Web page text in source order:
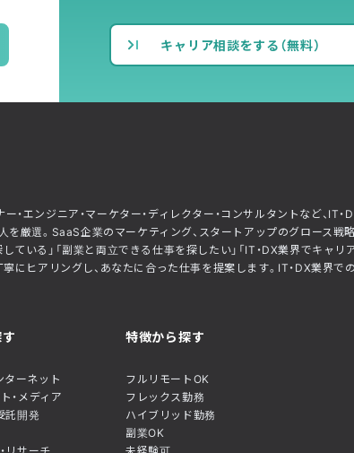
キャリア相談をする（無料）
・エンジニア・マーケター・ディレクター・コンサルタントなど、
を厳選。SaaS企業のマーケティング、スタートアップのグロース戦
ている」「副業と両立できる仕事を探したい」「IT・DX業界でキャ
寧にヒアリングし、あなたに合った仕事を提案します。IT・DX業界
ターネット
・メディア
託開発
特徴から探す
フルリモートOK
フレックス勤務
ハイブリッド勤務
副業OK